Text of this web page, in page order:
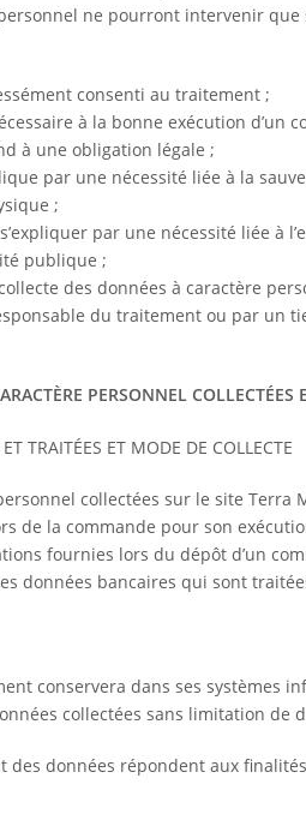
ne pourront intervenir que
consenti au traitement ;
à la bonne exécution d’un
à une obligation légale ;
par une nécessité liée à la
;
par une nécessité liée à
publique ;
des données à caractère
du traitement ou par un
PERSONNEL
TRAITÉES ET MODE DE COLLECTE
collectées sur le site Terra
de la commande pour son
fournies lors du dépôt d’un
données bancaires qui sont
conservera dans ses systèmes
collectées sans limitation de
des données répondent aux